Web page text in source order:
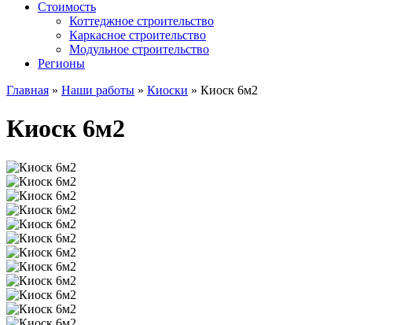
Стоимость
Коттеджное строительство
Каркасное строительство
Модульное строительство
Регионы
Главная » Наши работы » Киоски » Киоск 6м2
Киоск 6м2